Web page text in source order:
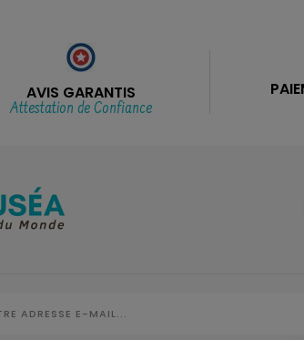
AVIS GARANTIS
Attestation de Confiance